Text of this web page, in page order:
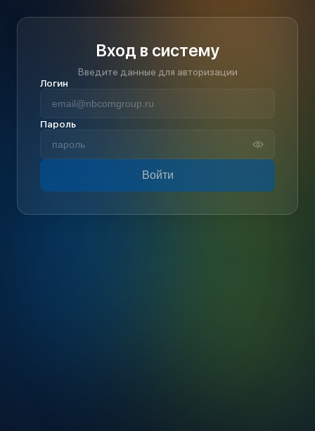
Вход в систему
Введите данные для авторизации
Логин
Пароль
Войти